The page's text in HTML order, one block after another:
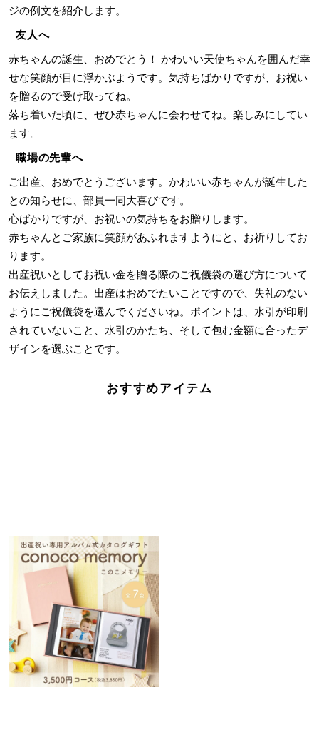
ジの例文を紹介します。
友人へ
赤ちゃんの誕生、おめでとう！ かわいい天使ちゃんを囲んだ幸
せな笑顔が目に浮かぶようです。気持ちばかりですが、お祝い
を贈るので受け取ってね。
落ち着いた頃に、ぜひ赤ちゃんに会わせてね。楽しみにしてい
ます。
職場の先輩へ
ご出産、おめでとうございます。かわいい赤ちゃんが誕生した
との知らせに、部員一同大喜びです。
心ばかりですが、お祝いの気持ちをお贈りします。
赤ちゃんとご家族に笑顔があふれますようにと、お祈りしてお
ります。
出産祝いとしてお祝い金を贈る際のご祝儀袋の選び方について
お伝えしました。出産はおめでたいことですので、失礼のない
ようにご祝儀袋を選んでくださいね。ポイントは、水引が印刷
されていないこと、水引のかたち、そして包む金額に合ったデ
ザインを選ぶことです。
おすすめアイテム